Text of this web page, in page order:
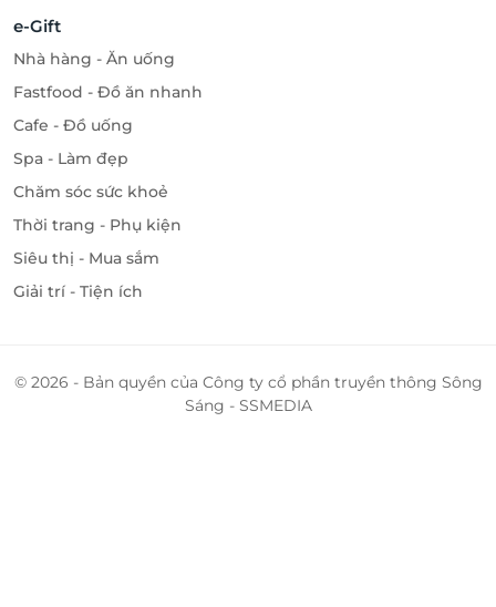
e-Gift
Nhà hàng - Ăn uống
Fastfood - Đồ ăn nhanh
Cafe - Đồ uống
Spa - Làm đẹp
Chăm sóc sức khoẻ
Thời trang - Phụ kiện
Siêu thị - Mua sắm
Giải trí - Tiện ích
© 2026 - Bản quyền của Công ty cổ phần truyền thông Sông
Sáng - SSMEDIA